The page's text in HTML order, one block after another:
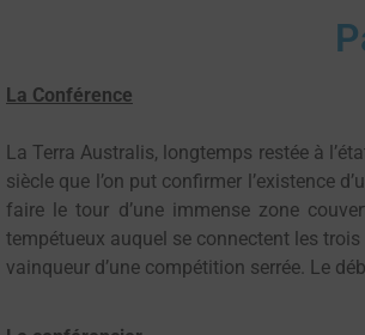
La Conférence
La Terra Australis, longtemps restée à
siècle que l’on put confirmer l’existence
faire le tour d’une immense zone
tempétueux auquel se connectent les
vainqueur d’une compétition serrée. Le